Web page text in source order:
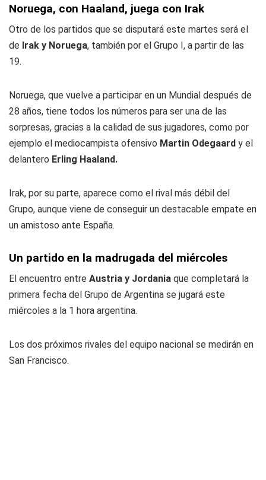
Noruega, con Haaland, juega con Irak
Otro de los partidos que se disputará este martes será el
de Irak y Noruega, también por el Grupo I, a partir de las
19.
Noruega, que vuelve a participar en un Mundial después de
28 años, tiene todos los números para ser una de las
sorpresas, gracias a la calidad de sus jugadores, como por
ejemplo el mediocampista ofensivo Martin Odegaard y el
delantero Erling Haaland.
Irak, por su parte, aparece como el rival más débil del
Grupo, aunque viene de conseguir un destacable empate en
un amistoso ante España.
Un partido en la madrugada del miércoles
El encuentro entre Austria y Jordania que completará la
primera fecha del Grupo de Argentina se jugará este
miércoles a la 1 hora argentina.
Los dos próximos rivales del equipo nacional se medirán en
San Francisco.